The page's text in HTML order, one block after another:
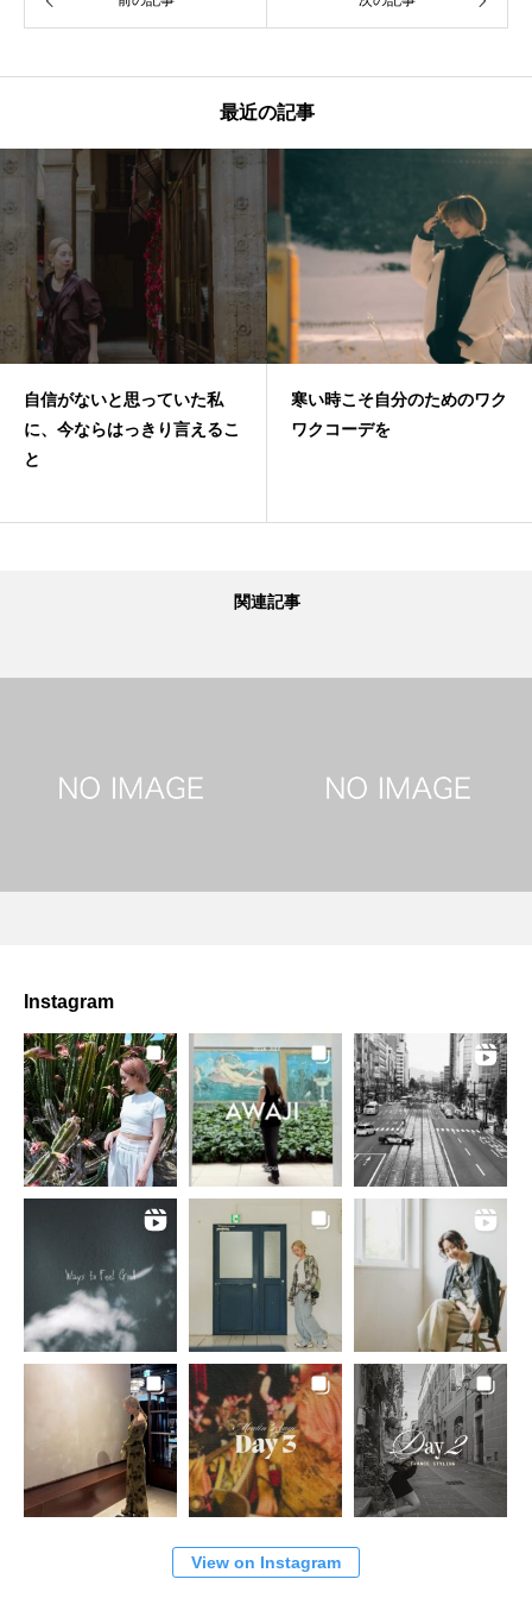
最近の記事
自信がないと思っていた私
に、今ならはっきり言えるこ
と
寒い時こそ自分のためのワク
ワクコーデを
関連記事
Instagram
View on Instagram